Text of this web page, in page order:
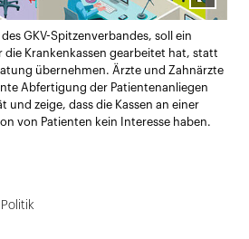
Lightbox
öffnen
GKV-Spitzenverbandes, soll ein
die Krankenkassen gearbeitet hat, statt
übernehmen. Ärzte und Zahnärzte
Abfertigung der Patientenanliegen
und zeige, dass die Kassen an einer
von Patienten kein Interesse haben.
Politik